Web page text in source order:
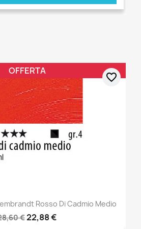
Rosso Di Cadmio Medio
€22,88 €
OFFERTA
favorite_border